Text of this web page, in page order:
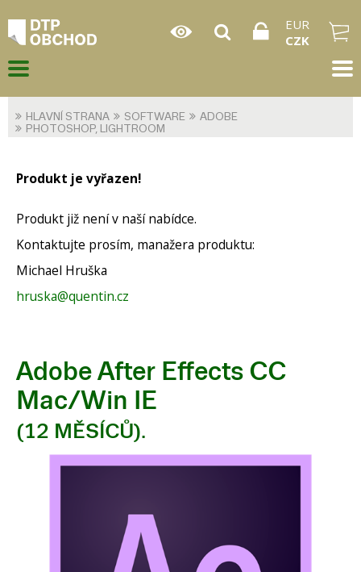
EUR
CZK
HLAVNÍ STRANA SOFTWARE
ADOBE
PHOTOSHOP, LIGHTROOM
Produkt je vyřazen!
Produkt již není v naší nabídce.
Kontaktujte prosím, manažera produktu:
Michael Hruška
hruska@quentin.cz
Adobe After Effects CC
Mac/Win IE
(12 MĚSÍCŮ).